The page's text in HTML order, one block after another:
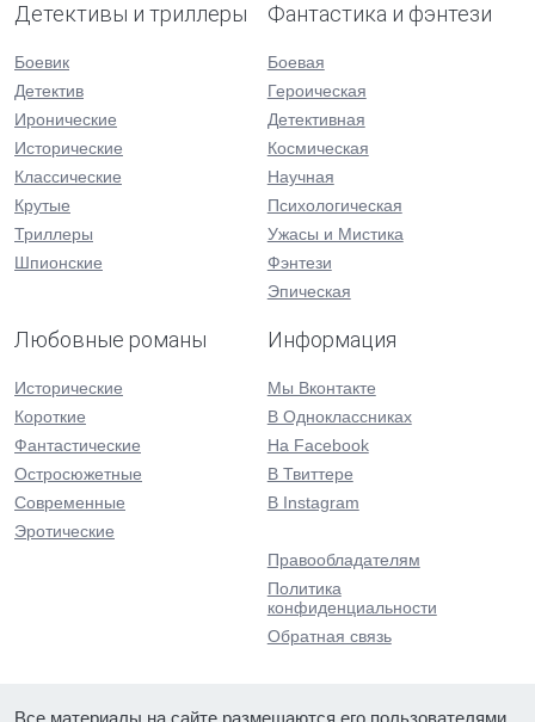
Детективы и триллеры
Боевик
Детектив
Иронические
Исторические
Классические
Крутые
Триллеры
Шпионские
Фантастика и фэнтези
Боевая
Героическая
Детективная
Космическая
Научная
Психологическая
Ужасы и Мистика
Фэнтези
Эпическая
Любовные романы
Исторические
Короткие
Фантастические
Остросюжетные
Современные
Эротические
Информация
Мы Вконтакте
В Одноклассниках
На Facebook
В Твиттере
В Instagram
Правообладателям
Политика
конфиденциальности
Обратная связь
Все материалы на сайте размещаются его пользователями.